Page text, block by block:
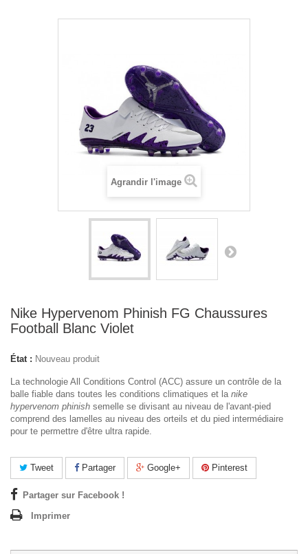
Agrandir l'image
Nike Hypervenom Phinish FG Chaussures
Football Blanc Violet
État : Nouveau produit
La technologie All Conditions Control (ACC) assure un contrôle de la
balle fiable dans toutes les conditions climatiques et la nike
hypervenom phinish semelle se divisant au niveau de l'avant-pied
comprend des lamelles au niveau des orteils et du pied intermédiaire
pour te permettre d'être ultra rapide.
Tweet Partager Google+ Pinterest
Partager sur Facebook !
Imprimer